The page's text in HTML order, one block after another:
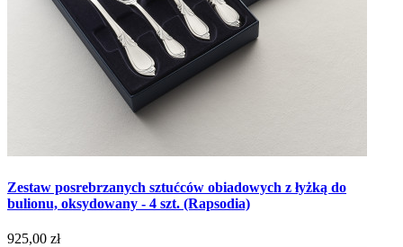
Zestaw posrebrzanych sztućców obiadowych z łyżką do
bulionu, oksydowany - 4 szt. (Rapsodia)
925,00 zł